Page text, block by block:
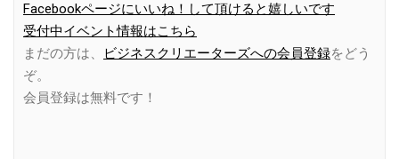
Facebookページにいいね！して頂けると嬉しいです
受付中イベント情報はこちら
まだの方は、
ビジネスクリエーターズへの会員登録をどう
ぞ。
会員登録は無料です！